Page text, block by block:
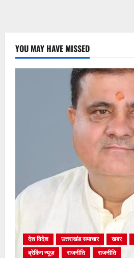
YOU MAY HAVE MISSED
देश विदेश उत्तराखंड समाचार खबर
ब्रेकिंग न्यूज़
राजनीति राजनीति